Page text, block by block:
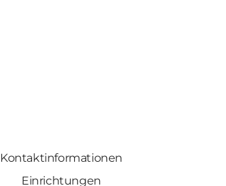
Kontaktinformationen
Einrichtungen